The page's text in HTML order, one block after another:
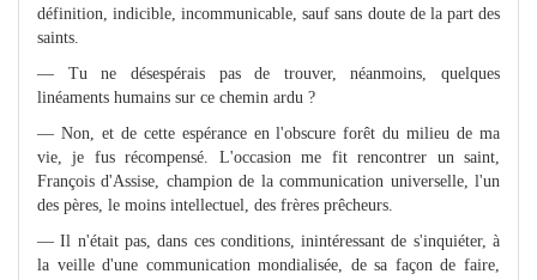
définition, indicible, incommunicable, sauf sans doute de la part des
saints.
— Tu ne désespérais pas de trouver, néanmoins, quelques
linéaments humains sur ce chemin ardu ?
— Non, et de cette espérance en l'obscure forêt du milieu de ma
vie, je fus récompensé. L'occasion me fit rencontrer un saint,
François d'Assise, champion de la communication universelle, l'un
des pères, le moins intellectuel, des frères prêcheurs.
— Il n'était pas, dans ces conditions, inintéressant de s'inquiéter, à
la veille d'une communication mondialisée, de sa façon de faire,